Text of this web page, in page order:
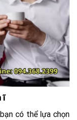
ĩ
có thể lựa chọn